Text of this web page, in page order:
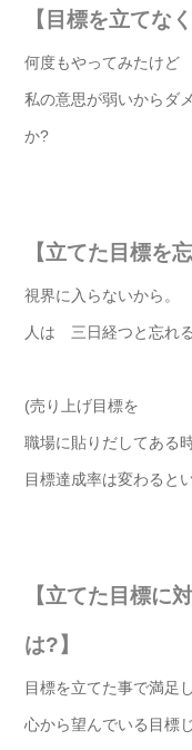
【目標を立てな
何度もやってみたけど
私の意思が弱いからダ
か?
【立てた目標を
視界に入らないから。
人は 三日経つと忘れ
(売り上げ目標を
職場に貼りだしてある
目標達成率は変わると
【立てた目標に
は?】
目標を立てた事で満足
心から望んでいる目標